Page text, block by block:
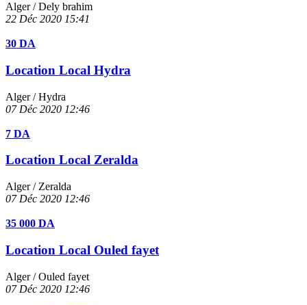
Alger/ Dely brahim
22 Déc 2020 15:41
30 DA
Location Local Hydra
Alger/ Hydra
07 Déc 2020 12:46
7 DA
Location Local Zeralda
Alger/ Zeralda
07 Déc 2020 12:46
35 000 DA
Location Local Ouled fayet
Alger/ Ouled fayet
07 Déc 2020 12:46